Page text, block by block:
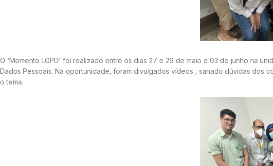
O ‘Momento LGPD’ foi realizado entre os dias 27 e 29 de maio e 03 de junho na
Dados Pessoais. Na oportunidade, foram divulgados vídeos , sanado dúvidas
o tema.